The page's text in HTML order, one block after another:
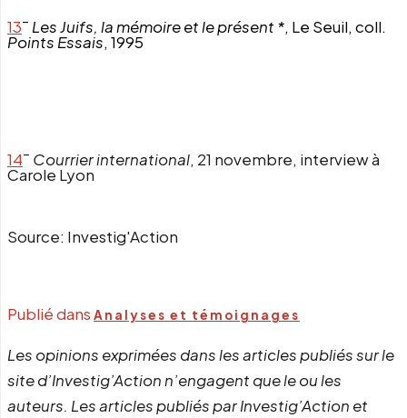
13– Les Juifs, la mémoire et le présent *, Le Seuil, coll.
Points Essais, 1995
14– Courrier international, 21 novembre, interview à
Carole Lyon
Source: Investig'Action
Publié dans Analyses et témoignages
Les opinions exprimées dans les articles publiés sur le
site d’Investig’Action n’engagent que le ou les
auteurs. Les articles publiés par Investig’Action et